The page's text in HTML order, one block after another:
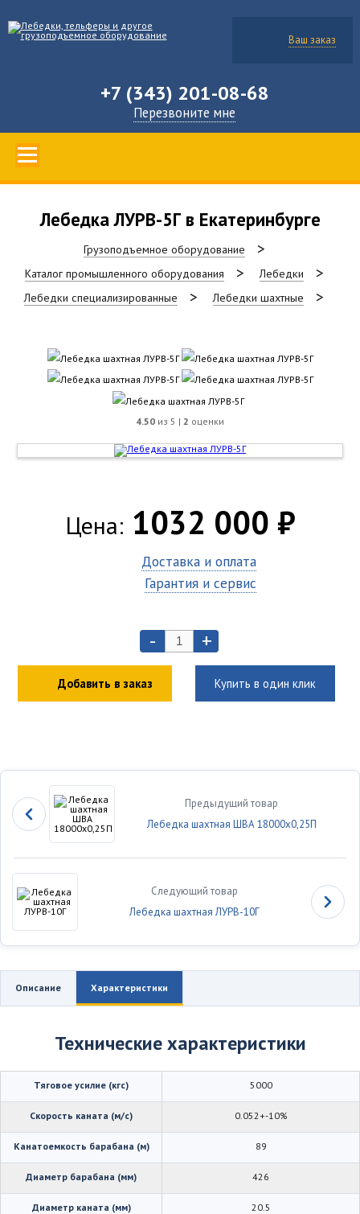
Ваш заказ
+7 (343) 201-08-68
Перезвоните мне
Лебедка ЛУРВ-5Г в Екатеринбурге
Грузоподъемное оборудование
Каталог промышленного оборудования
Лебедки
Лебедки специализированные
Лебедки шахтные
4.50 из 5 | 2 оценки
Цена: 1032 000 ₽
Доставка и оплата
Гарантия и сервис
- +
Добавить в заказ Купить в один клик
Предыдущий товар
Лебедка шахтная ШВА 18000х0,25П
Следующий товар
Лебедка шахтная ЛУРВ-10Г
Описание Характеристики
Технические характеристики
Тяговое усилие (кгс) 5000
Скорость каната (м/с) 0.052+-10%
Канатоемкость барабана (м) 89
Диаметр барабана (мм) 426
Диаметр каната (мм) 20.5